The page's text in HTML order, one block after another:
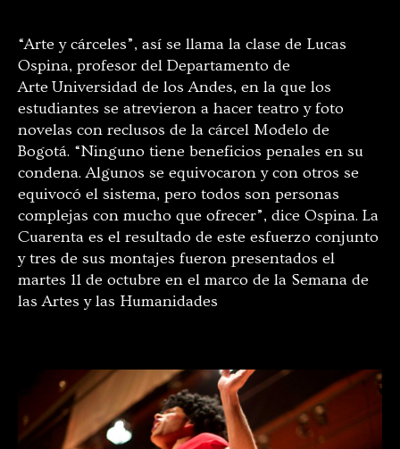
“Arte y cárceles”, así se llama la clase de Lucas
Ospina, profesor del Departamento de
Arte Universidad de los Andes, en la que los
estudiantes se atrevieron a hacer teatro y foto
novelas con reclusos de la cárcel Modelo de
Bogotá. “Ninguno tiene beneficios penales en su
condena. Algunos se equivocaron y con otros se
equivocó el sistema, pero todos son personas
complejas con mucho que ofrecer”, dice Ospina. La
Cuarenta es el resultado de este esfuerzo conjunto
y tres de sus montajes fueron presentados el
martes 11 de octubre en el marco de la Semana de
las Artes y las Humanidades